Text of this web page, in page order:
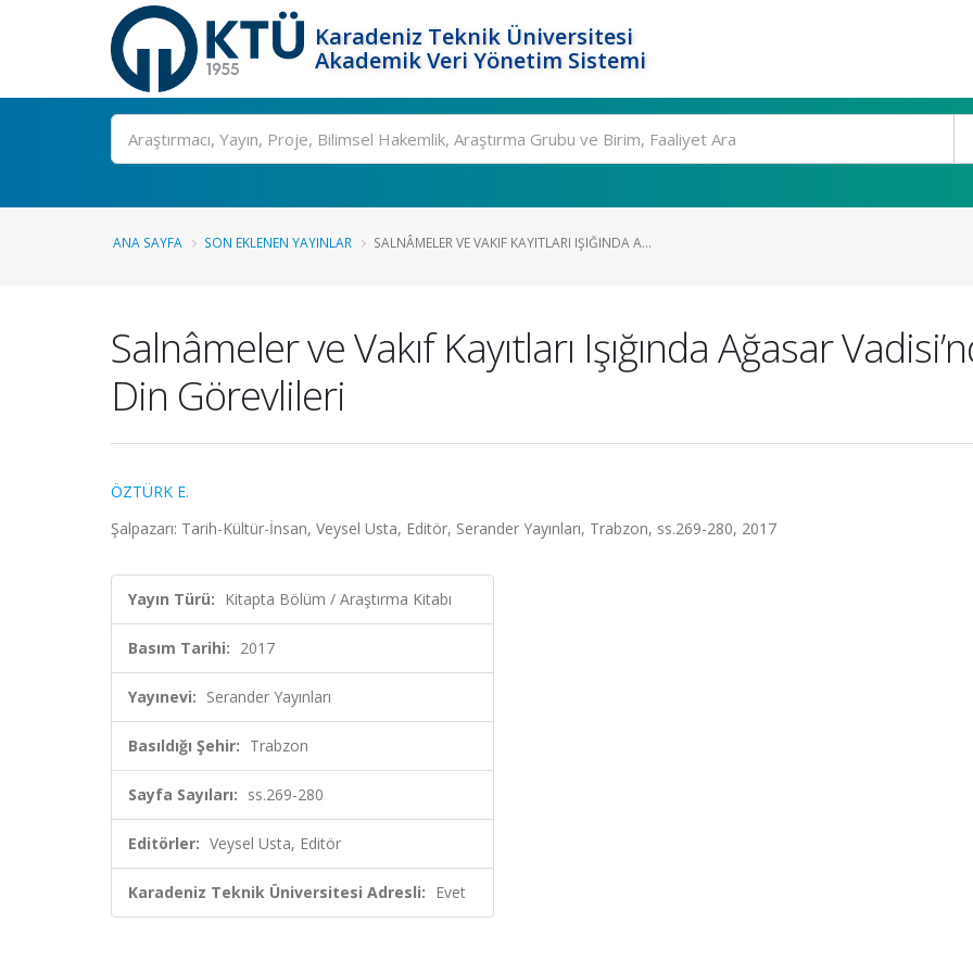
Karadeniz Teknik Üniversitesi
Akademik Veri Yönetim Sistemi
Ara
ANA SAYFA SON EKLENEN YAYINLAR SALNÂMELER VE VAKIF KAYITLARI IŞIĞINDA A...
Salnâmeler ve Vakıf Kayıtları Işığında Ağasar
Din Görevlileri
ÖZTÜRK E.
Şalpazarı: Tarih-Kültür-İnsan, Veysel Usta, Editör, Serander Yayınları, Trabzon, ss.269-280, 2017
Yayın Türü: Kitapta Bölüm / Araştırma Kitabı
Basım Tarihi: 2017
Yayınevi: Serander Yayınları
Basıldığı Şehir: Trabzon
Sayfa Sayıları: ss.269-280
Editörler: Veysel Usta, Editör
Karadeniz Teknik Üniversitesi Adresli: Evet